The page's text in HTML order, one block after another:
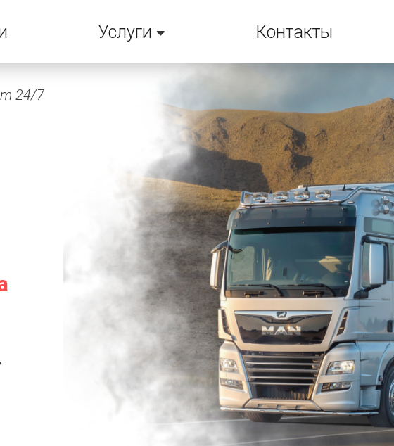
Услуги Контакты
24/7